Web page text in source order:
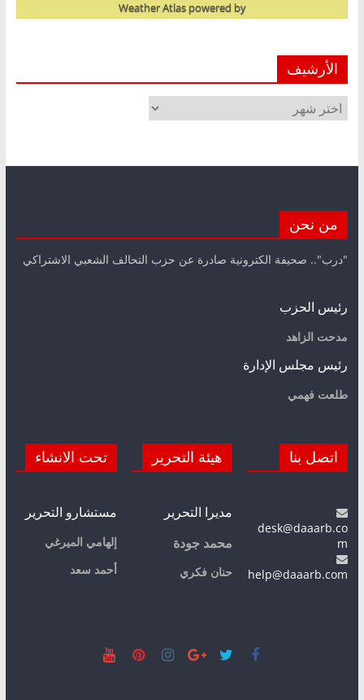
powered by
Weather Atlas
الأرشيف
الأرشيف
من نحن
"درب".. صحيفة الكترونية صادرة عن حزب التحالف الشعبي الاشتراكي
رئيس الحزب
مدحت الزاهد
رئيس مجلس الإدارة
طلعت فهمي
اتصل بنا
desk@daaarb.co
m
help@daaarb.com
هيئة التحرير
مديرا التحرير
محمد جودة
حنان فكري
تحت الانشاء
مستشارو التحرير
إلهامي الميرغي
أحمد سعد